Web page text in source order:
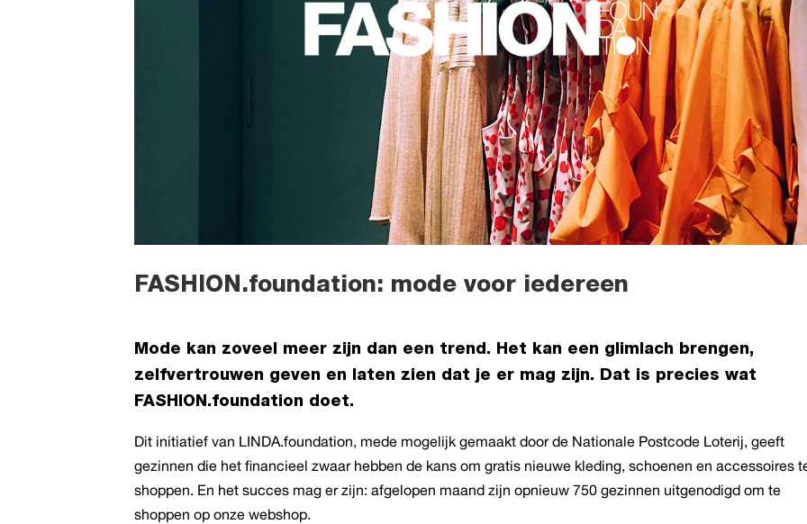
FASHION.foundation: mode voor iedereen
Mode kan zoveel meer zijn dan een trend. Het kan een glimlach brengen,
zelfvertrouwen geven en laten zien dat je er mag zijn. Dat is precies wat
FASHION.foundation doet.
Dit initiatief van LINDA.foundation, mede mogelijk gemaakt door de Nationale Postcode Loterij, geeft
gezinnen die het financieel zwaar hebben de kans om gratis nieuwe kleding, schoenen en accessoires
shoppen. En het succes mag er zijn: afgelopen maand zijn opnieuw 750 gezinnen uitgenodigd om te
shoppen op onze webshop.